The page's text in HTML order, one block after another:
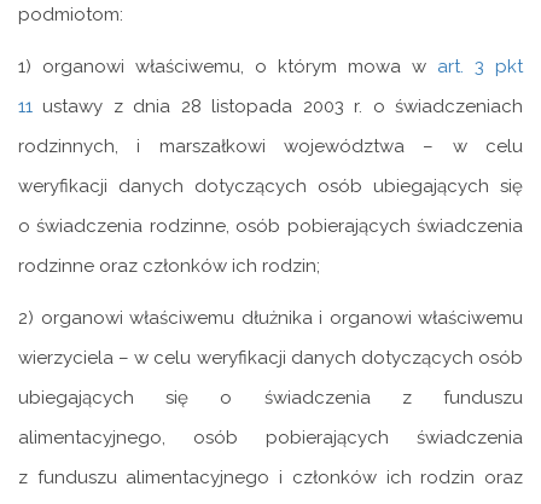
podmiotom:
1) organowi właściwemu, o którym mowa w art. 3 pkt
11 ustawy z dnia 28 listopada 2003 r. o świadczeniach
rodzinnych, i marszałkowi województwa – w celu
weryfikacji danych dotyczących osób ubiegających się
o świadczenia rodzinne, osób pobierających świadczenia
rodzinne oraz członków ich rodzin;
2) organowi właściwemu dłużnika i organowi właściwemu
wierzyciela – w celu weryfikacji danych dotyczących osób
ubiegających się o świadczenia z funduszu
alimentacyjnego, osób pobierających świadczenia
z funduszu alimentacyjnego i członków ich rodzin oraz